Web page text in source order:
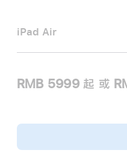
iPad Air
RMB 5999起 或